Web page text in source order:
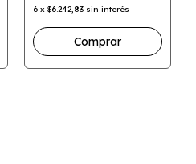
6 x $6.242,83 sin interés